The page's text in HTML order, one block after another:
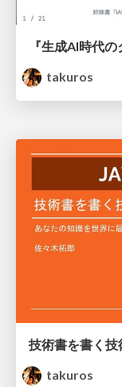
takuros
技術書を書く
takuros